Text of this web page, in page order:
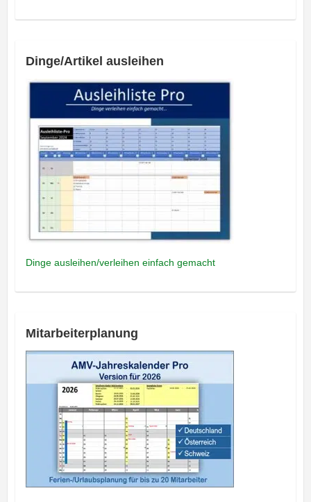
Dinge/Artikel ausleihen
Dinge ausleihen/verleihen einfach gemacht
Mitarbeiterplanung